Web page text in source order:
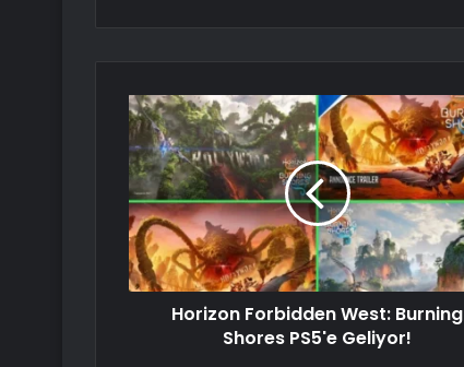
Horizon Forbidden West: Burning
Shores PS5'e Geliyor!